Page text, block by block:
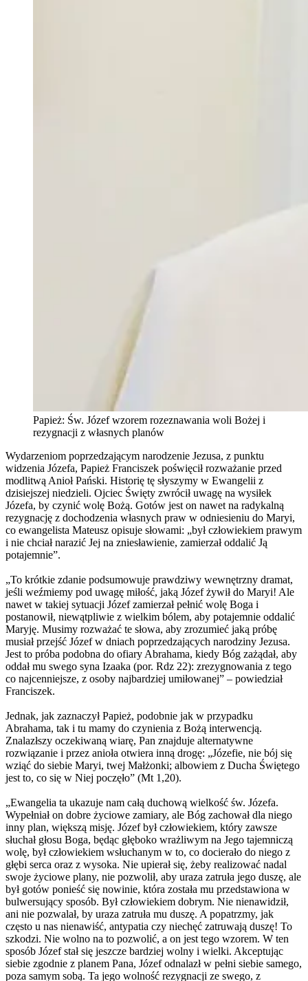
Papież: Św. Józef wzorem rozeznawania woli Bożej i
rezygnacji z własnych planów
Wydarzeniom poprzedzającym narodzenie Jezusa, z punktu
widzenia Józefa, Papież Franciszek poświęcił rozważanie przed
modlitwą Anioł Pański. Historię tę słyszymy w Ewangelii z
dzisiejszej niedzieli. Ojciec Święty zwrócił uwagę na wysiłek
Józefa, by czynić wolę Bożą. Gotów jest on nawet na radykalną
rezygnację z dochodzenia własnych praw w odniesieniu do Maryi,
co ewangelista Mateusz opisuje słowami: „był człowiekiem prawym
i nie chciał narazić Jej na zniesławienie, zamierzał oddalić Ją
potajemnie”.
„To krótkie zdanie podsumowuje prawdziwy wewnętrzny dramat,
jeśli weźmiemy pod uwagę miłość, jaką Józef żywił do Maryi! Ale
nawet w takiej sytuacji Józef zamierzał pełnić wolę Boga i
postanowił, niewątpliwie z wielkim bólem, aby potajemnie oddalić
Maryję. Musimy rozważać te słowa, aby zrozumieć jaką próbę
musiał przejść Józef w dniach poprzedzających narodziny Jezusa.
Jest to próba podobna do ofiary Abrahama, kiedy Bóg zażądał, aby
oddał mu swego syna Izaaka (por. Rdz 22): zrezygnowania z tego
co najcenniejsze, z osoby najbardziej umiłowanej” – powiedział
Franciszek.
Jednak, jak zaznaczył Papież, podobnie jak w przypadku
Abrahama, tak i tu mamy do czynienia z Bożą interwencją.
Znalazłszy oczekiwaną wiarę, Pan znajduje alternatywne
rozwiązanie i przez anioła otwiera inną drogę: „Józefie, nie bój się
wziąć do siebie Maryi, twej Małżonki; albowiem z Ducha Świętego
jest to, co się w Niej poczęło” (Mt 1,20).
„Ewangelia ta ukazuje nam całą duchową wielkość św. Józefa.
Wypełniał on dobre życiowe zamiary, ale Bóg zachował dla niego
inny plan, większą misję. Józef był człowiekiem, który zawsze
słuchał głosu Boga, będąc głęboko wrażliwym na Jego tajemniczą
wolę, był człowiekiem wsłuchanym w to, co docierało do niego z
głębi serca oraz z wysoka. Nie upierał się, żeby realizować nadal
swoje życiowe plany, nie pozwolił, aby uraza zatruła jego duszę, ale
był gotów ponieść się nowinie, która została mu przedstawiona w
bulwersujący sposób. Był człowiekiem dobrym. Nie nienawidził,
ani nie pozwalał, by uraza zatruła mu duszę. A popatrzmy, jak
często u nas nienawiść, antypatia czy niechęć zatruwają duszę! To
szkodzi. Nie wolno na to pozwolić, a on jest tego wzorem. W ten
sposób Józef stał się jeszcze bardziej wolny i wielki. Akceptując
siebie zgodnie z planem Pana, Józef odnalazł w pełni siebie samego,
poza samym sobą. Ta jego wolność rezygnacji ze swego, z